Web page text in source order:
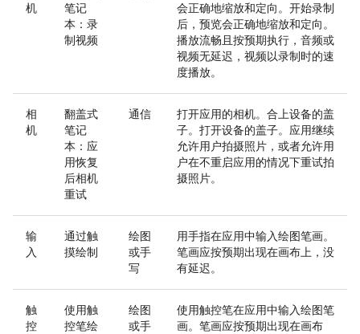
机
笔记
本：录
制视频
会正确地缩放和定向。开始录制
后，预览会正确地缩放和定向。
播放流畅且按预期执行，音频或
视频无延迟，视频以录制时的速
度播放。
相
机
翻盖式
笔记
本：应
用恢复
后相机
重试
通信
打开应用的相机。合上设备的盖
子。打开设备的盖子。应用继续
允许用户拍摄照片，或者允许用
户在不重启应用的情况下重试拍
摄照片。
输
入
通过触
摸绘制
绘图
或手
写
用手指在应用中输入绘图笔画。
笔画应按预期出现在画布上，没
有延迟。
触
控
使用触
控笔绘
绘图
或手
使用触控笔在应用中输入绘图笔
画。笔画应按预期出现在画布